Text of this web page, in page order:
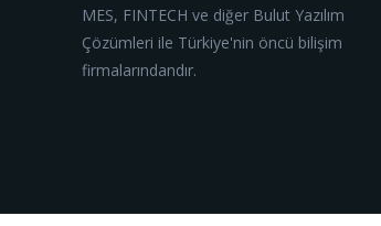
MES, FINTECH ve diğer Bulut Yazılım
Çözümleri ile Türkiye'nin öncü bilişim
firmalarındandır.